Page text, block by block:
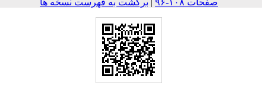
صفحات ۱۰۸-۹۶
|برگشت به فهرست نسخه ها